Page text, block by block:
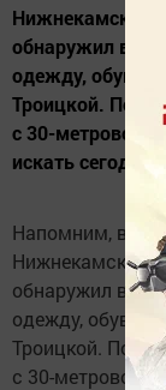
Нижнекамской
обнаружил
одежду, обувь
Троицкой. По
с 30-метрового
искать сегодня
Напомним, в
Нижнекамской
обнаружил
одежду, обувь
Троицкой. По
с 30-метрового